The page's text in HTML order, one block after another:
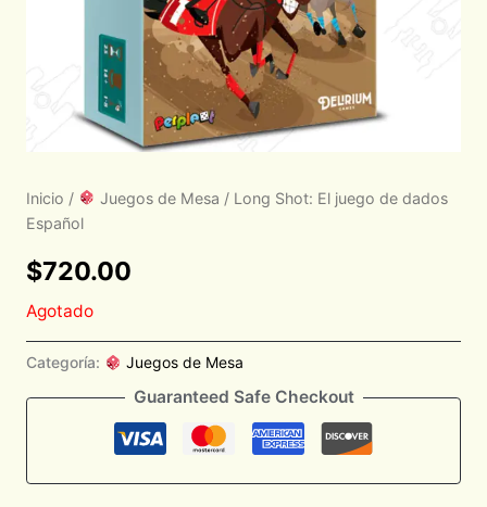
Inicio / Juegos de Mesa / Long Shot: El juego de dados
Español
$720.00
Agotado
Categoría: Juegos de Mesa
Guaranteed Safe Checkout